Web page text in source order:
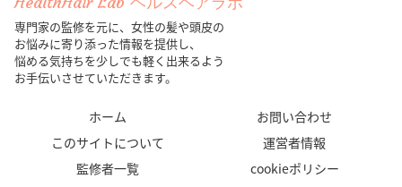
専門家の監修を元に、女性の髪や頭皮の
お悩みに寄り添った情報を提供し、
悩める気持ちを少しでも軽く出来るよう
お手伝いさせていただきます。
ホーム
お問い合わせ
このサイトについて
運営者情報
監修者一覧
cookieポリシー